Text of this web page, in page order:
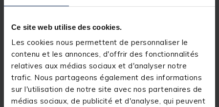
Ce site web utilise des cookies.
Les cookies nous permettent de personnaliser le
contenu et les annonces, d'offrir des fonctionnalités
relatives aux médias sociaux et d'analyser notre
trafic. Nous partageons également des informations
sur l'utilisation de notre site avec nos partenaires de
médias sociaux, de publicité et d'analyse, qui peuvent
Description & détails
Spécifications